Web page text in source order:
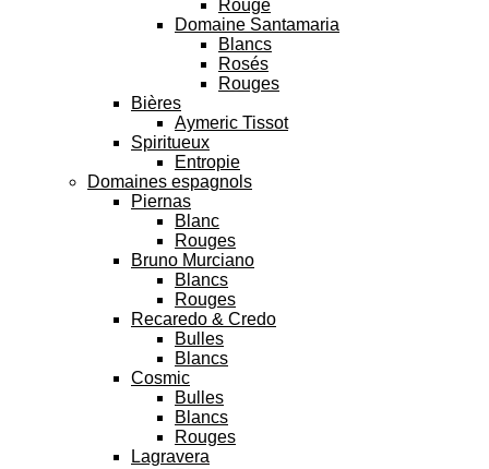
Rouge
Domaine Santamaria
Blancs
Rosés
Rouges
Bières
Aymeric Tissot
Spiritueux
Entropie
Domaines espagnols
Piernas
Blanc
Rouges
Bruno Murciano
Blancs
Rouges
Recaredo & Credo
Bulles
Blancs
Cosmic
Bulles
Blancs
Rouges
Lagravera